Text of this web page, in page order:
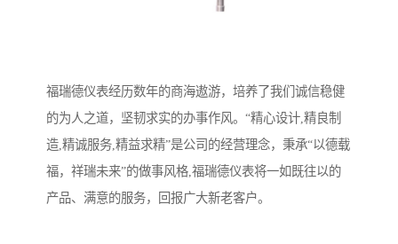
福瑞德仪表经历数年的商海遨游，培养了我们诚信稳健
的为人之道，坚韧求实的办事作风。“精心设计,精良制
造,精诚服务,精益求精”是公司的经营理念，秉承“以德载
福，祥瑞未来”的做事风格,福瑞德仪表将一如既往以的
产品、满意的服务，回报广大新老客户。